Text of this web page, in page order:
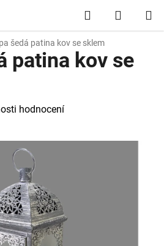
Hledat
KOŠÍK
šedá patina kov se sklem
patina kov se
hodnocení